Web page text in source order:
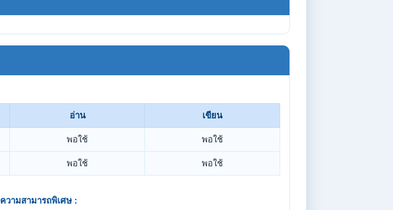
อ่าน เขียน
พอใช้ พอใช้
พอใช้ พอใช้
ความสามารถพิเศษ :